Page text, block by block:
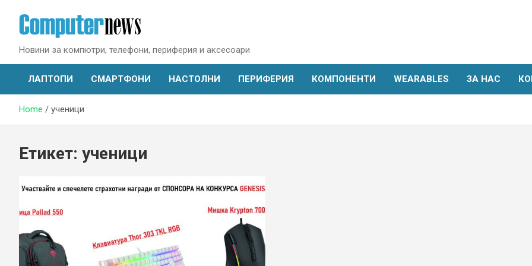
content
Новини за компютри, телефони, периферия и аксесоари
ЛАПТОПИ СМАРТФОНИ НАСТОЛНИ ПЕРИФЕРИЯ КОМПОНЕНТИ WEARABLES ЗА НАС
Home ученици
Етикет: ученици